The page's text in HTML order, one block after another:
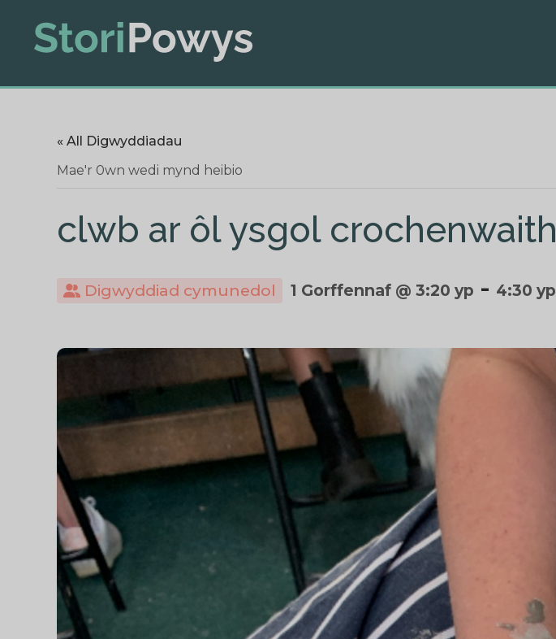
« All Digwyddiadau
Mae'r 0wn wedi mynd heibio
clwb ar ôl ysgol crochenwaith
Digwyddiad cymunedol 1 Gorffennaf @ 3:20 yp - 4:30 yp